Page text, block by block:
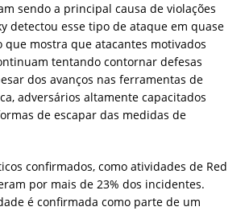
sendo a principal causa de violações
detectou esse tipo de ataque em quase
que mostra que atacantes motivados
tentando contornar defesas
dos avanços nas ferramentas de
adversários altamente capacitados
de escapar das medidas de
confirmados, como atividades de Red
por mais de 23% dos incidentes.
é confirmada como parte de um